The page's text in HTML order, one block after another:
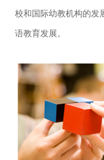
校和国际幼教机构的发
语教育发展。